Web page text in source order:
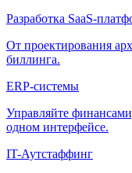
Разработка SaaS-
От проектирования
биллинга.
ERP-системы
Управляйте
одном интерфейсе.
IT-Аутстаффинг